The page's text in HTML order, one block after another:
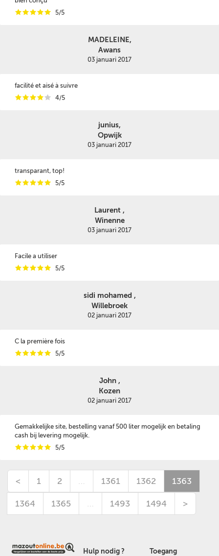
iiiii 5/5
MADELEINE,
Awans
03 januari 2017
facilité et aisé à suivre
iiiii 4/5
junius,
Opwijk
03 januari 2017
transparant, top!
iiiii 5/5
Laurent ,
Winenne
03 januari 2017
Facile a utiliser
iiiii 5/5
sidi mohamed ,
Willebroek
02 januari 2017
C la première fois
iiiii 5/5
John ,
Kozen
02 januari 2017
Gemakkelijke site, bestelling vanaf 500 liter mogelijk en betaling
cash bij levering mogelijk.
iiiii 5/5
< 1 2 … 1361 1362 1363
1364 1365 … 1493 1494 >
Hulp nodig ? Toegang